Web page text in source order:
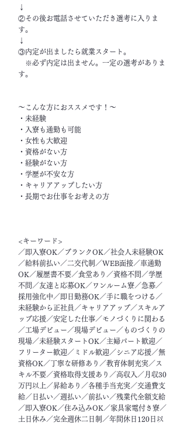
↓
②その後お電話させていただき選考に入りま
す。
↓
③内定が出ましたら就業スタート。
※必ず内定は出ません。一定の選考がありま
す。
～こんな方におススメです！～
・未経験
・入寮も通勤も可能
・女性も大歓迎
・資格がない方
・経験がない方
・学歴が不安な方
・キャリアアップしたい方
・長期でお仕事をお考えの方
<キーワード>
／即入寮OK／ブランクOK／社会人未経験OK
／給料前払い／二交代制／WEB面接／車通勤
OK／履歴書不要／食堂あり／資格不問／学歴
不問／友達と応募OK／ワンルーム寮／急募／
採用強化中／即日勤務OK／手に職をつける／
未経験から正社員／キャリアアップ／スキルア
ップ応援／安定した仕事／モノづくりに関わる
／工場デビュー／現場デビュー／ものづくりの
現場／未経験スタートOK／主婦パート歓迎／
フリーター歓迎／ミドル歓迎／シニア応援／無
資格OK／丁寧な研修あり／教育体制充実／ス
キル不要／資格取得支援あり／高収入／月収30
万円以上／昇給あり／各種手当充実／交通費支
給／日払い／週払い／前払い／残業代全額支給
／即入寮OK／住み込みOK／家具家電付き寮／
土日休み／完全週休二日制／年間休日120日以